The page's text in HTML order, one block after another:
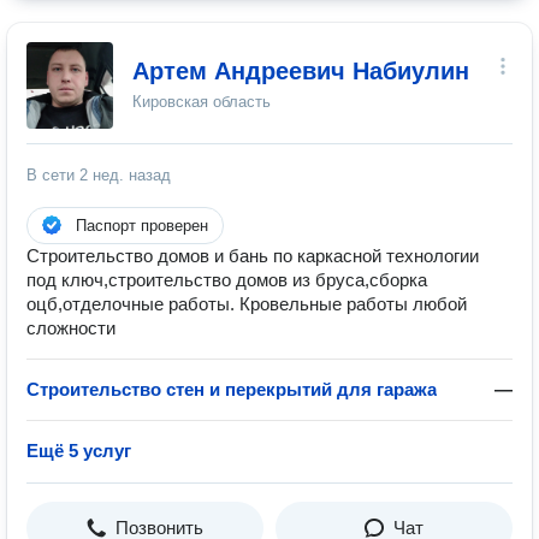
Артем Андреевич Набиулин
Кировская область
В сети 2 нед. назад
Паспорт проверен
Строительство домов и бань по каркасной технологии
под ключ,строительство домов из бруса,сборка
оцб,отделочные работы. Кровельные работы любой
сложности
Строительство стен и перекрытий для гаража —
Ещё 5 услуг
Позвонить Чат